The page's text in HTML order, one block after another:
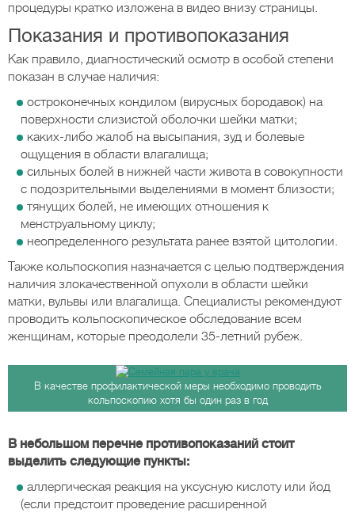
процедуры кратко изложена в видео внизу страницы.
Показания и противопоказания
Как правило, диагностический осмотр в особой степени
показан в случае наличия:
остроконечных кондилом (вирусных бородавок) на
поверхности слизистой оболочки шейки матки;
каких-либо жалоб на высыпания, зуд и болевые
ощущения в области влагалища;
сильных болей в нижней части живота в совокупности
с подозрительными выделениями в момент близости;
тянущих болей, не имеющих отношения к
менструальному циклу;
неопределенного результата ранее взятой цитологии.
Также кольпоскопия назначается с целью подтверждения
наличия злокачественной опухоли в области шейки
матки, вульвы или влагалища. Специалисты рекомендуют
проводить кольпоскопическое обследование всем
женщинам, которые преодолели 35-летний рубеж.
В качестве профилактической меры необходимо проводить
кольпоскопию хотя бы один раз в год
В небольшом перечне противопоказаний стоит
выделить следующие пункты:
аллергическая реакция на уксусную кислоту или йод
(если предстоит проведение расширенной